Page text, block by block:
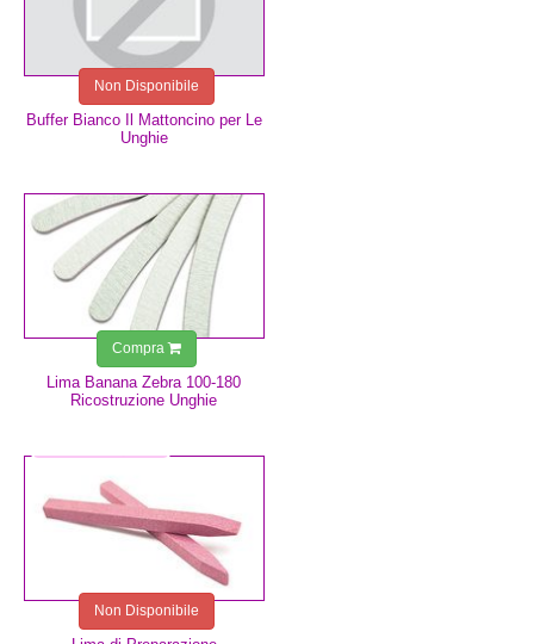
Buffer Bianco Il Mattoncino per Le
Unghie
Non Disponibile
Lima Banana Zebra 100-180
Ricostruzione Unghie
Compra
Non Disponibile